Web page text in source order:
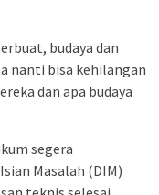
budaya dan
nanti bisa kehilangan
dan apa budaya
segera
Masalah (DIM)